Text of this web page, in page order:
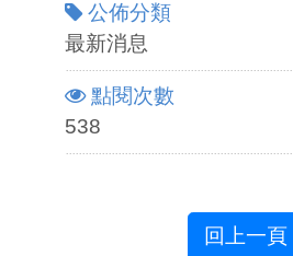
公佈分類
最新消息
點閱次數
538
回上一頁